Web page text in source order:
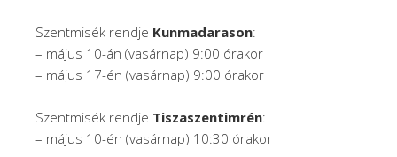
Szentmisék rendje Kunmadarason:
– május 10-án (vasárnap) 9:00 órakor
– május 17-én (vasárnap) 9:00 órakor
Szentmisék rendje Tiszaszentimrén:
– május 10-én (vasárnap) 10:30 órakor